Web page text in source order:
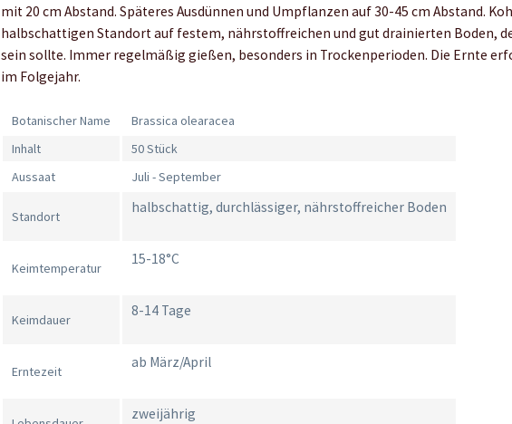
mit 20 cm Abstand. Späteres Ausdünnen und Umpflanzen auf 30-45 cm Abstand.
halbschattigen Standort auf festem, nährstoffreichen und gut drainierten Boden,
sein sollte. Immer regelmäßig gießen, besonders in Trockenperioden. Die Ernte
im Folgejahr.
Botanischer Name
Brassica olearacea
Inhalt
50 Stück
Aussaat
Juli - September
Standort
halbschattig, durchlässiger, nährstoffreicher Boden
Keimtemperatur
15-18°C
Keimdauer
8-14 Tage
Erntezeit
ab März/April
zweijährig